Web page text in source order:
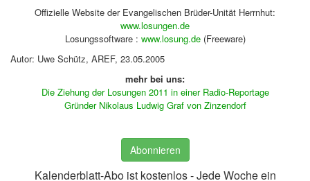
Offizielle Website der Evangelischen Brüder-Unität Herrnhut:
www.losungen.de
Losungssoftware : www.losung.de(Freeware)
Autor: Uwe Schütz, AREF, 23.05.2005
mehr bei uns:
Die Ziehung der Losungen 2011 in einer Radio-Reportage
Gründer Nikolaus Ludwig Graf von Zinzendorf
Abonnieren
Kalenderblatt-Abo ist kostenlos - Jede Woche ein